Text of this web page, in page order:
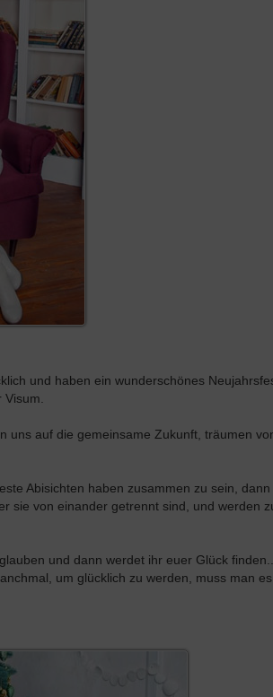
und haben ein wunderschönes
uns auf die gemeinsame Zukunft, träumen
Abisichten haben zusammen zu sein,
sie von einander getrennt sind, und werden
und dann werdet ihr euer Glück
um glücklich zu werden, muss man